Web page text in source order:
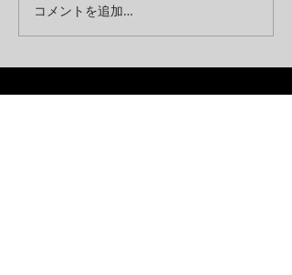
コメントを追加…